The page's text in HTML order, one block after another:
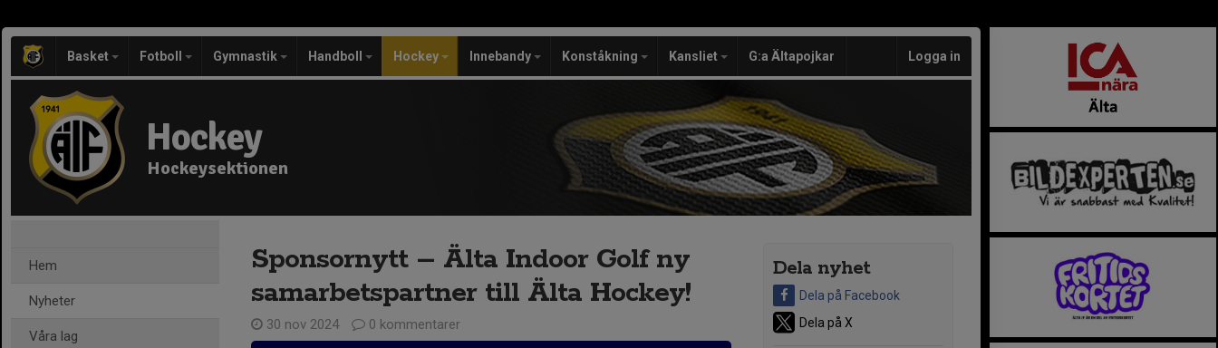
Basket Fotboll Gymnastik Handboll Hockey Innebandy Konståkning Kansliet G:a Ältapojkar Logga in
Hockey
Hockeysektionen
Hem
Nyheter
Våra lag
Dela nyhet
Dela på Facebook
Dela på X
Sponsornytt – Älta Indoor Golf ny
samarbetspartner till Älta Hockey!
30 nov 2024 0 kommentarer